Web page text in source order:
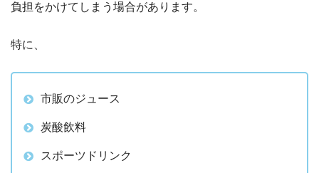
負担をかけてしまう場合があります。
特に、
市販のジュース
炭酸飲料
スポーツドリンク